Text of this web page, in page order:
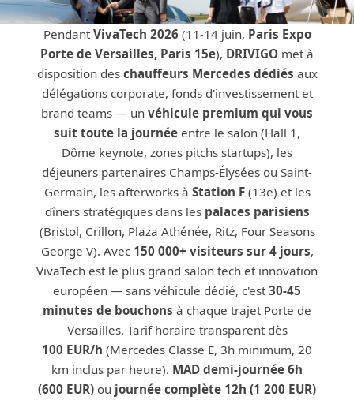
Pendant VivaTech 2026(11-14 juin, Paris Expo
Porte de Versailles, Paris 15e), DRIVIGO met à
disposition des chauffeurs Mercedes dédiés aux
délégations corporate, fonds d'investissement et
brand teams — un véhicule premium qui vous
suit toute la journée entre le salon (Hall 1,
Dôme keynote, zones pitchs startups), les
déjeuners partenaires Champs-Élysées ou Saint-
Germain, les afterworks à Station F(13e) et les
dîners stratégiques dans les palaces parisiens
(Bristol, Crillon, Plaza Athénée, Ritz, Four Seasons
George V). Avec 150 000+ visiteurs sur 4 jours,
VivaTech est le plus grand salon tech et innovation
européen — sans véhicule dédié, c'est 30-45
minutes de bouchons à chaque trajet Porte de
Versailles. Tarif horaire transparent dès
100 EUR/h (Mercedes Classe E, 3h minimum, 20
km inclus par heure). MAD demi-journée 6h
(600 EUR) ou journée complète 12h (1 200 EUR)